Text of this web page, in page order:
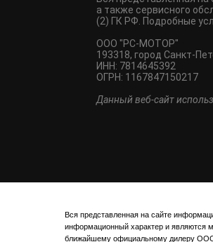
а также сервисного
(2) ГК РФ. Подробные
ООО "РС-МОТОР"
193318, город Санкт-
ИНН: 7814645392
ОГРН: 1167847150217
Данный веб-сайт
Вся представленная на сайте
информационный характер и являются
ближайшему официальному дилеру ООО